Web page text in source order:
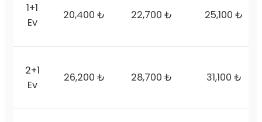
1+1
Ev
20,400 ₺ 22,700 ₺ 25,100 ₺
2+1
Ev
26,200 ₺ 28,700 ₺ 31,100 ₺